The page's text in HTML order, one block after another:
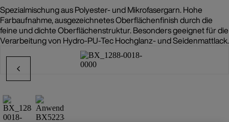
Spezialmischung aus Polyester- und Mikrofasergarn. Hohe
Farbaufnahme, ausgezeichnetes Oberflächenfinish durch die
feine und dichte Oberflächenstruktur. Besonders geeignet für die
Verarbeitung von Hydro-PU-Tec Hochglanz- und Seidenmattlack.